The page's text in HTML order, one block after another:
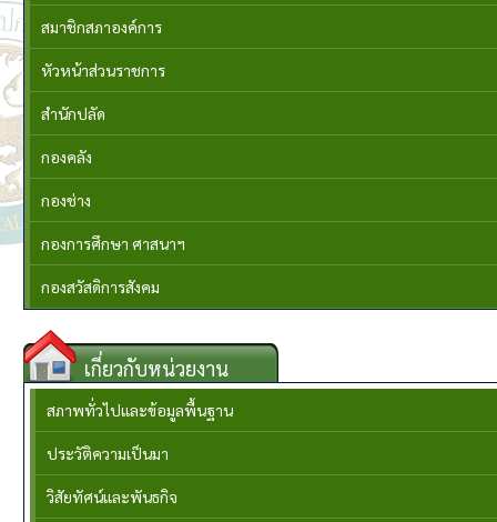
สมาชิกสภาองค์การ
หัวหน้าส่วนราชการ
สำนักปลัด
กองคลัง
กองช่าง
กองการศึกษา ศาสนาฯ
กองสวัสดิการสังคม
เกี่ยวกับหน่วยงาน
สภาพทั่วไปและข้อมูลพื้นฐาน
ประวัติความเป็นมา
วิสัยทัศน์และพันธกิจ